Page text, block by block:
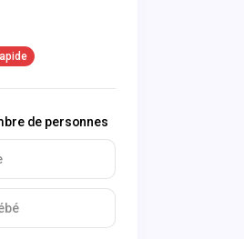
de personnes